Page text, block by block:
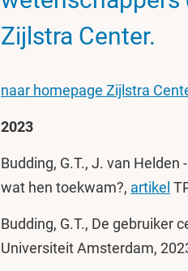
Zijlstra Center.
naar homepage Zijlstra
2023
Budding, G.T., J. van
wat hen toekwam?, artikel
Budding, G.T., De gebruiker
Universiteit Amsterdam,